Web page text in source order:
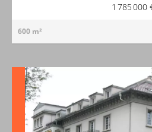
1 785 000
600 m²